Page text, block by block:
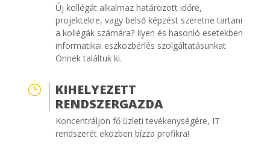
Új kollégát alkalmaz határozott időre,
projektekre, vagy belső képzést szeretne tartani
a kollégák számára? Ilyen és hasonló esetekben
informatikai eszközbérlés szolgáltatásunkat
Önnek találtuk ki.
}
KIHELYEZETT
RENDSZERGAZDA
Koncentráljon fő üzleti tevékenységére, IT
rendszerét eközben bízza profikra!